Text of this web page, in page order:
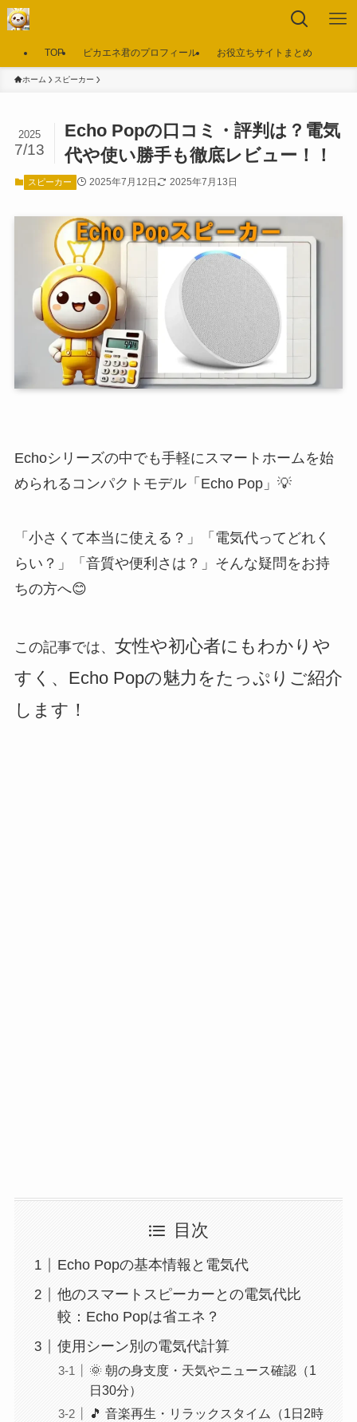
TOP ピカエネ君のプロフィール お役立ちサイトまとめ
ホーム スピーカー
Echo Popの口コミ・評判は？電気
代や使い勝手も徹底レビュー！！
2025
7/13
スピーカー 2025年7月12日 2025年7月13日
Echoシリーズの中でも手軽にスマートホームを始
められるコンパクトモデル「Echo Pop」💡
「小さくて本当に使える？」「電気代ってどれく
らい？」「音質や便利さは？」そんな疑問をお持
ちの方へ😊
この記事では、 女性や初心者にもわかりや
すく、Echo Popの魅力をたっぷりご紹介
します！
目次
Echo Popの基本情報と電気代
他のスマートスピーカーとの電気代比
較：Echo Popは省エネ？
使用シーン別の電気代計算
🌞 朝の身支度・天気やニュース確認（1
日30分）
🎵 音楽再生・リラックスタイム（1日2時